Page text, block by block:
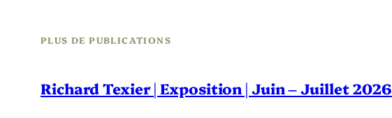
PLUS DE PUBLICATIONS
Richard Texier | Exposition | Juin – Juillet 2026